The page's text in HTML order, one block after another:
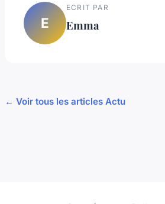
E
ECRIT PAR
Emma
← Voir tous les articles Actu